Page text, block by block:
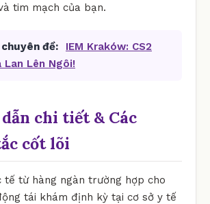
tim mạch của bạn.
đề:
IEM Kraków: CS2
Lan Lên Ngôi!
dẫn chi tiết & Các
cốt lõi
tế từ hàng ngàn trường hợp cho
tái khám định kỳ tại cơ sở y tế